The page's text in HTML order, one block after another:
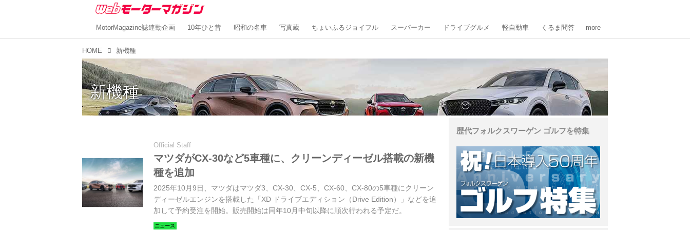
MotorMagazine誌連動企画 10年ひと昔 昭和の名車 写真蔵 ちょいふるジョイフル スーパーカー ドライブグルメ 軽自動車 くるま問答 more
HOME 新機種
新機種
Official Staff
マツダがCX-30など5車種に、クリーンディーゼル搭載の新機
種を追加
2025年10月9日、マツダはマツダ3、CX-30、CX-5、CX-60、CX-80の5車種にクリーン
ディーゼルエンジンを搭載した「XD ドライブエディション（Drive Edition）」などを追
加して予約受注を開始。販売開始は同年10月中旬以降に順次行われる予定だ。
歴代フォルクスワーゲン ゴルフを特集